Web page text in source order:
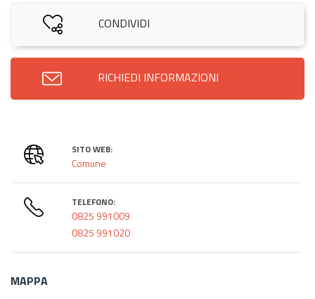
CONDIVIDI
RICHIEDI INFORMAZIONI
SITO WEB:
Comune
TELEFONO:
0825 991009
0825 991020
MAPPA